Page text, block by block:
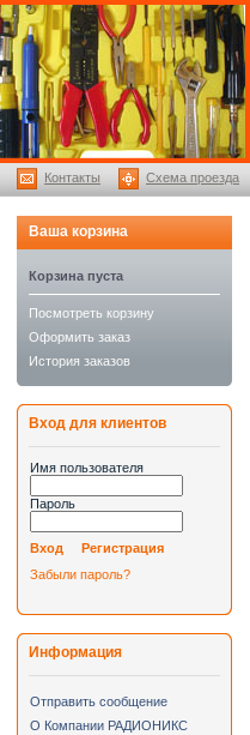
Ваша корзина
Корзина пуста
Посмотреть корзину
Оформить заказ
История заказов
Вход для клиентов
Имя пользователя
Пароль
Вход
Регистрация
Забыли пароль?
Информация
Отправить сообщение
О Компании РАДИОНИКС
Схема проезда
Контакты